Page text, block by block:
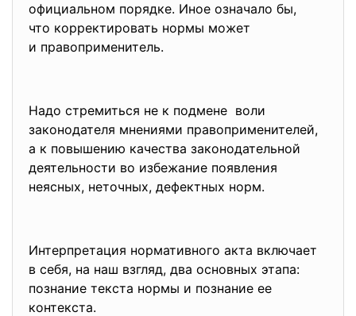
официальном порядке. Иное означало бы,
что корректировать нормы может
и правоприменитель.
Надо стремиться не к подмене воли
законодателя мнениями правоприменителей,
а к повышению качества законодательной
деятельности во избежание появления
неясных, неточных, дефектных норм.
Интерпретация нормативного акта включает
в себя, на наш взгляд, два основных этапа:
познание текста нормы и познание ее
контекста.